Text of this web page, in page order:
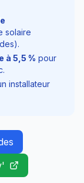
solaire
à 5,5 % pour
installateur